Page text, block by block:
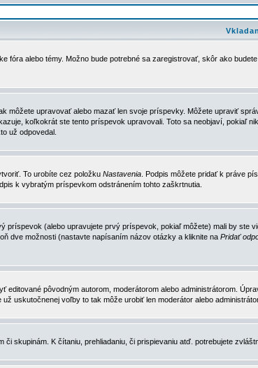
fóra alebo témy. Možno bude potrebné sa zaregistrovať, skôr ako
môžete upravovať alebo mazať len svoje príspevky. Môžete upraviť
koľkokrát ste tento príspevok upravovali. Toto sa neobjaví, pokiaľ
už odpovedal.
To urobíte cez položku Nastavenia . Podpis môžete pridať k práve
k vybratým príspevkom odstránením tohto zaškrtnutia.
príspevok (alebo upravujete prvý príspevok, pokiaľ môžete) mali by ste
dve možnosti (nastavte napísaním názov otázky a kliknite na Pridať
editované pôvodným autorom, moderátorom alebo administrátorom.
uskutočnenej voľby to tak môže urobiť len moderátor alebo
skupinám. K čítaniu, prehliadaniu, či prispievaniu atď. potrebujete